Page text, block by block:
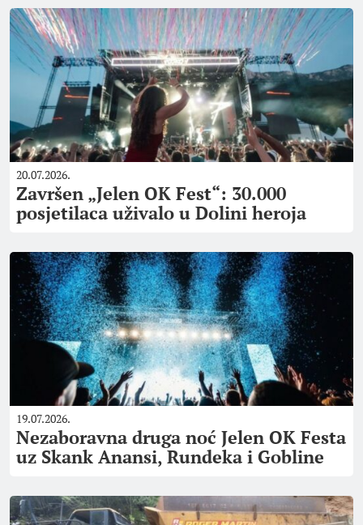
20.07.2026.
Završen „Jelen OK Fest“: 30.000
posjetilaca uživalo u Dolini heroja
19.07.2026.
Nezaboravna druga noć Jelen OK Festa
uz Skank Anansi, Rundeka i Gobline